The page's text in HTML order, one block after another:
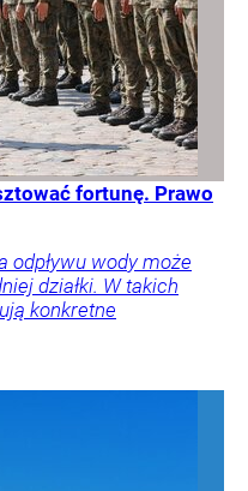
fortunę. Prawo
odpływu wody może
działki. W takich
konkretne